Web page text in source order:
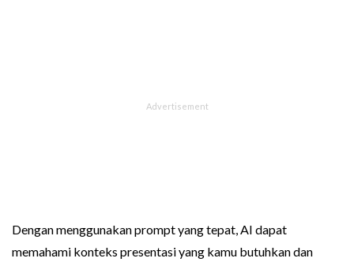
Dengan menggunakan prompt yang tepat, AI dapat
memahami konteks presentasi yang kamu butuhkan dan